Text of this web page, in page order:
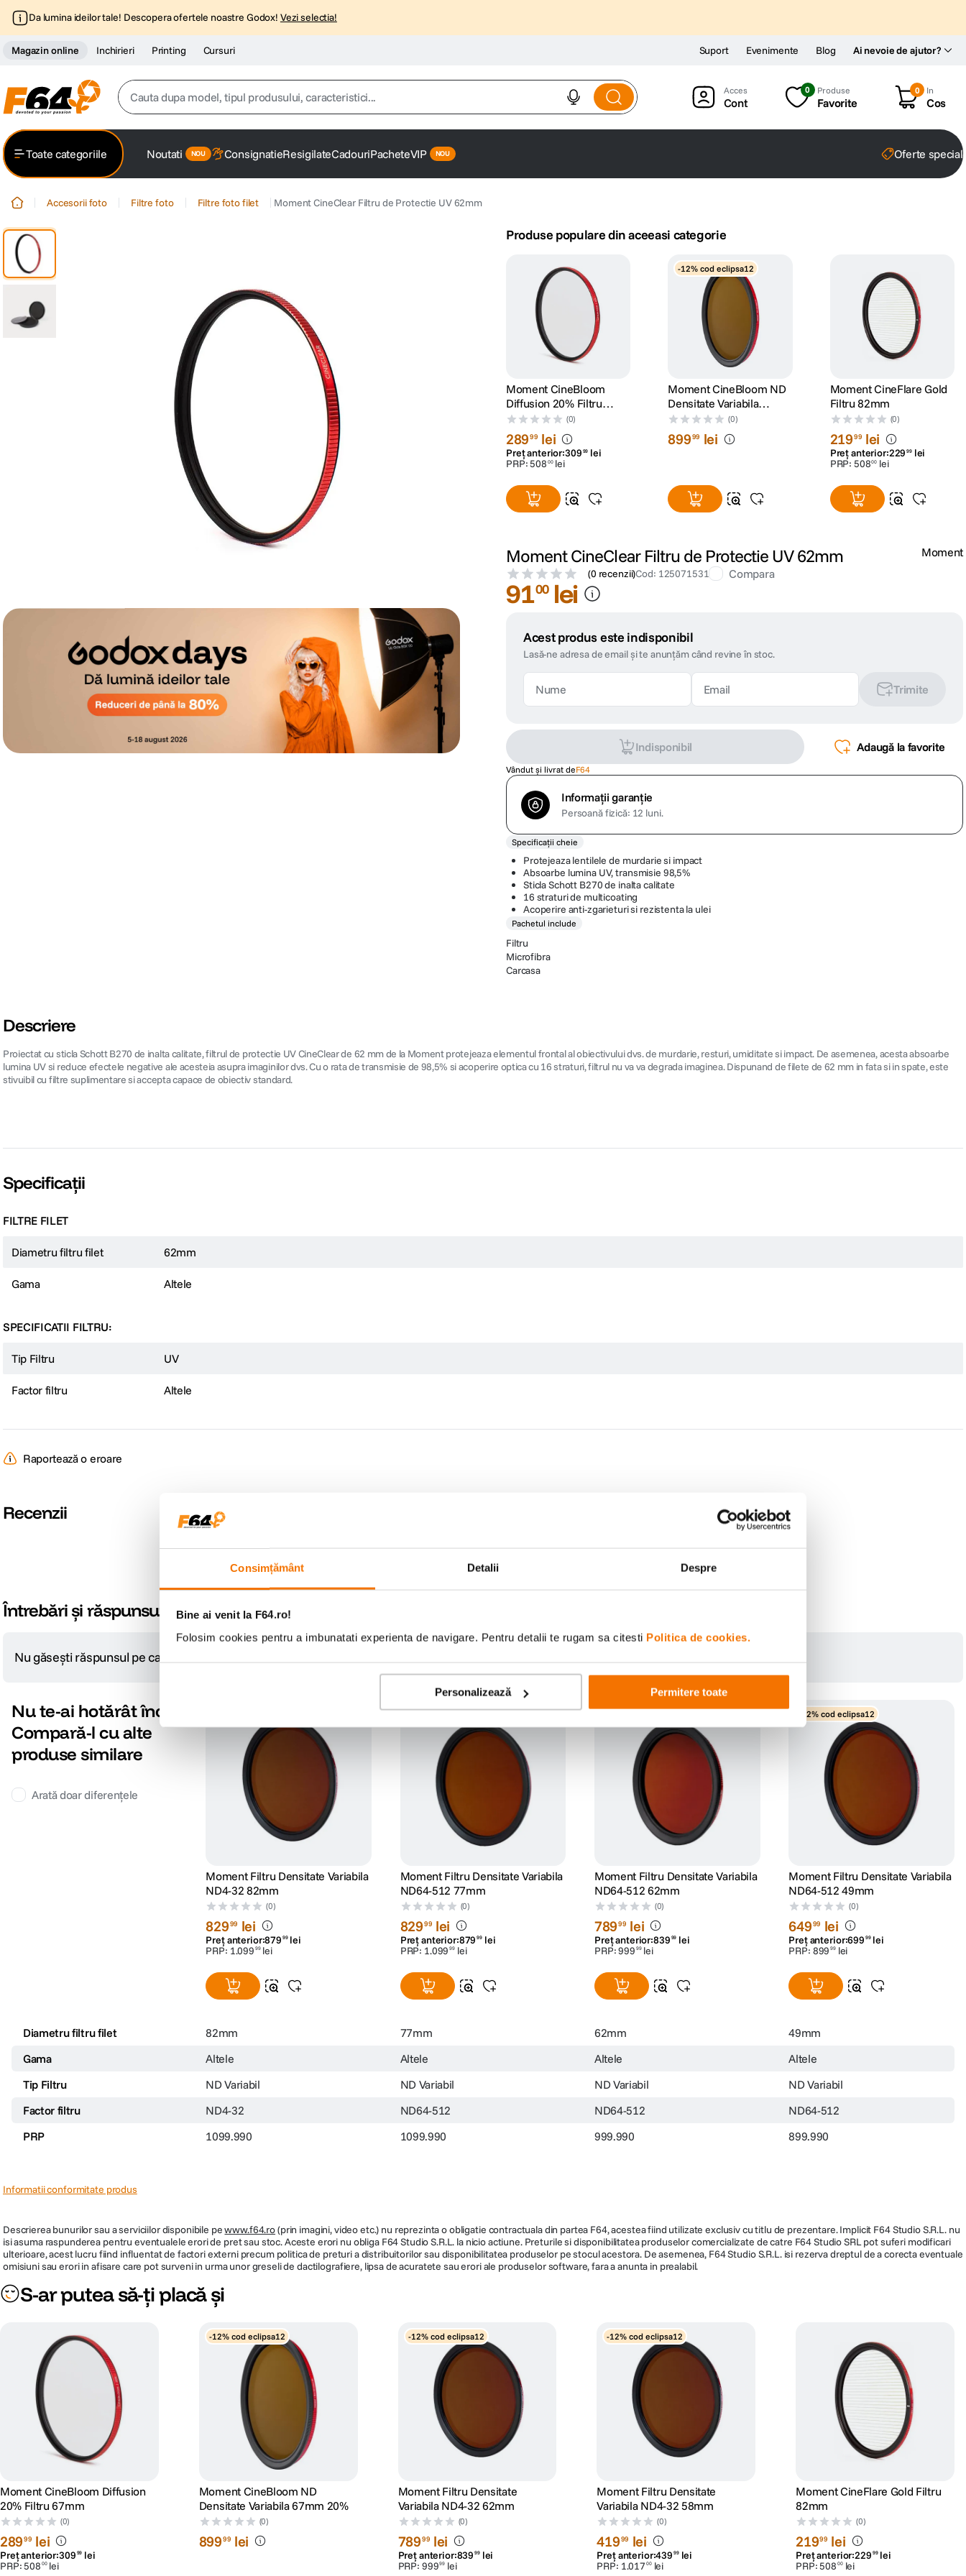
Consimțământ Detalii Despre
Bine ai venit la F64.ro!
Folosim cookies pentru a imbunatati experienta de navigare. Pentru detalii te rugam sa citesti Politica de cookies.
Personalizează Permitere toate
Da lumina ideilor tale! Descopera ofertele noastre Godox! Vezi selectia!
Magazin online Inchirieri Printing Cursuri Ai nevoie de ajutor?
Suport Evenimente Blog
Cauta dupa model, tipul produsului, caracteristici...
2 trepied
canon sx740 hs
lavaliera
sony fx
card memorie
dji mic mini
dji osmo
Cont
0 Produse
Favorite
0 In
Cos
Toate categoriile Noutati ConsignatieResigilateCadouriPacheteVIP Oferte
Accesorii foto Filtre foto Filtre foto filet Moment CineClear Filtru de Protectie UV 62mm
Produse populare din aceeasi categorie
Moment CineBloom
Diffusion 20% Filtru
67mm
(0)
28999 lei
Preț anterior:309 99 lei
PRP:508 00 lei
-12% cod eclipsa12
Moment CineBloom ND
Densitate Variabila
67mm 20% (0)
89999 lei
Moment CineFlare Gold
Filtru 82mm
(0)
21999 lei
Preț anterior:229 99 lei
PRP: 50800 lei
Moment CineClear Filtru de Protectie UV 62mm
(0 recenzii)Cod: 125071531 Compara
Moment
9100 lei
Acest produs este indisponibil
Lasă-ne adresa de email și te anunțăm când revine în stoc.
Trimite
Indisponibil Adaugă la favorite
Vândut și livrat deF64
Informații garanție
Persoană fizică: 12 luni.
Specificații cheie
Protejeaza lentilele de murdarie si impact
Absoarbe lumina UV, transmisie 98,5%
Sticla Schott B270 de inalta calitate
16 straturi de multicoating
Acoperire anti-zgarieturi si rezistenta la ulei
Pachetul include
Filtru
Microfibra
Carcasa
Descriere
Proiectat cu sticla Schott B270 de inalta calitate, filtrul de protectie UV CineClear de 62 mm de la Moment protejeaza elementul frontal al obiectivului dvs. de murdarie, resturi, umiditate si impact. De asemenea, acesta absoarbe
lumina UV si reduce efectele negative ale acesteia asupra imaginilor dvs. Cu o rata de transmisie de 98,5% si acoperire optica cu 16 straturi, filtrul nu va va degrada imaginea. Dispunand de filete de 62 mm in fata si in spate, este
stivuibil cu filtre suplimentare si accepta capace de obiectiv standard.
Specificații
FILTRE FILET
Diametru filtru filet 62mm
Gama Altele
SPECIFICATII FILTRU:
Tip Filtru UV
Factor filtru Altele
Raportează o eroare
Recenzii
Întrebări și răspunsuri
Nu găsești răspunsul pe care îl cauți?
Nu te-ai hotărât încă?
Compară-l cu alte
produse similare
Arată doar diferențele
Moment Filtru Densitate Variabila
ND4-32 82mm
(0)
82999 lei
Preț anterior:879 99 lei
PRP: 1.099 99 lei
-12% cod eclipsa12
Moment Filtru Densitate Variabila
ND64-512 77mm
(0)
82999 lei
Preț anterior:879 99 lei
PRP: 1.099 99 lei
Moment Filtru Densitate Variabila
ND64-512 62mm
(0)
78999 lei
Preț anterior:839 99 lei
PRP:999 99 lei
-12% cod eclipsa12
Moment Filtru Densitate Variabila
ND64-512 49mm
(0)
64999 lei
Preț anterior:699 99 lei
PRP: 899 99 lei
Diametru filtru filet 82mm 77mm 62mm
49mm
Gama
Altele Altele Altele
Altele
Tip Filtru
ND Variabil ND Variabil ND Variabil
ND Variabil
Factor filtru
ND4-32 ND64-512 ND64-512
ND64-512
PRP
1099.990 1099.990 999.990 899.990
Informatii conformitate produs
Descrierea bunurilor sau a serviciilor disponibile pewww.f64.ro(prin imagini, video etc.) nu reprezinta o obligatie contractuala din partea F64, acestea fiind utilizate exclusiv cu titlu de prezentare. Implicit F64 Studio S.R.L. nu
isi asuma raspunderea pentru eventualele erori de pret sau stoc. Aceste erori nu obliga F64 Studio S.R.L. la nicio actiune. Preturile si disponibilitatea produselor comercializate de catre F64 Studio SRL pot suferi modificari
ulterioare, acest lucru fiind influentat de factori externi precum politica de preturi a distribuitorilor sau disponibilitatea produselor pe stocul acestora. De asemenea, F64 Studio S.R.L. isi rezerva dreptul de a corecta eventuale
omisiuni sau erori in afisare care pot surveni in urma unor greseli de dactilografiere, lipsa de acuratete sau erori ale produselor software, fara a anunta in prealabil.
S-ar putea să-ți placă și
Moment CineBloom Diffusion
20% Filtru 67mm
(0)
28999 lei
Preț anterior:309 99 lei
PRP:508 00 lei
-12% cod eclipsa12
Moment CineBloom ND
Densitate Variabila 67mm 20%
(0)
89999 lei
-12% cod eclipsa12
Moment Filtru Densitate
Variabila ND4-32 62mm
(0)
78999 lei
Preț anterior:839 99 lei
PRP: 99999 lei
-12% cod eclipsa12
Moment Filtru Densitate
Variabila ND4-32 58mm
(0)
41999 lei
Preț anterior:439 99 lei
PRP: 1.017 00 lei
Moment CineFlare Gold Filtru
82mm
(0)
21999 lei
Preț anterior:229 99 lei
PRP:508 00 lei